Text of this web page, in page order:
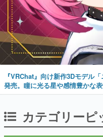
『VRChat』向け新作3Dモデル
発売。瞳に光る星や感情豊かな
カテゴリーピ